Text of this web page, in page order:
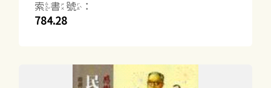
索書號：
784.28